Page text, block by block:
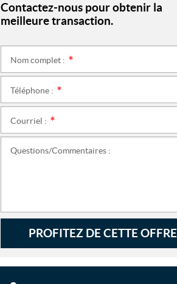
Contactez-nous pour obtenir la
meilleure transaction.
Nom complet :
Téléphone :
Courriel :
Questions/Commentaires :
PROFITEZ DE CETTE OFFRE